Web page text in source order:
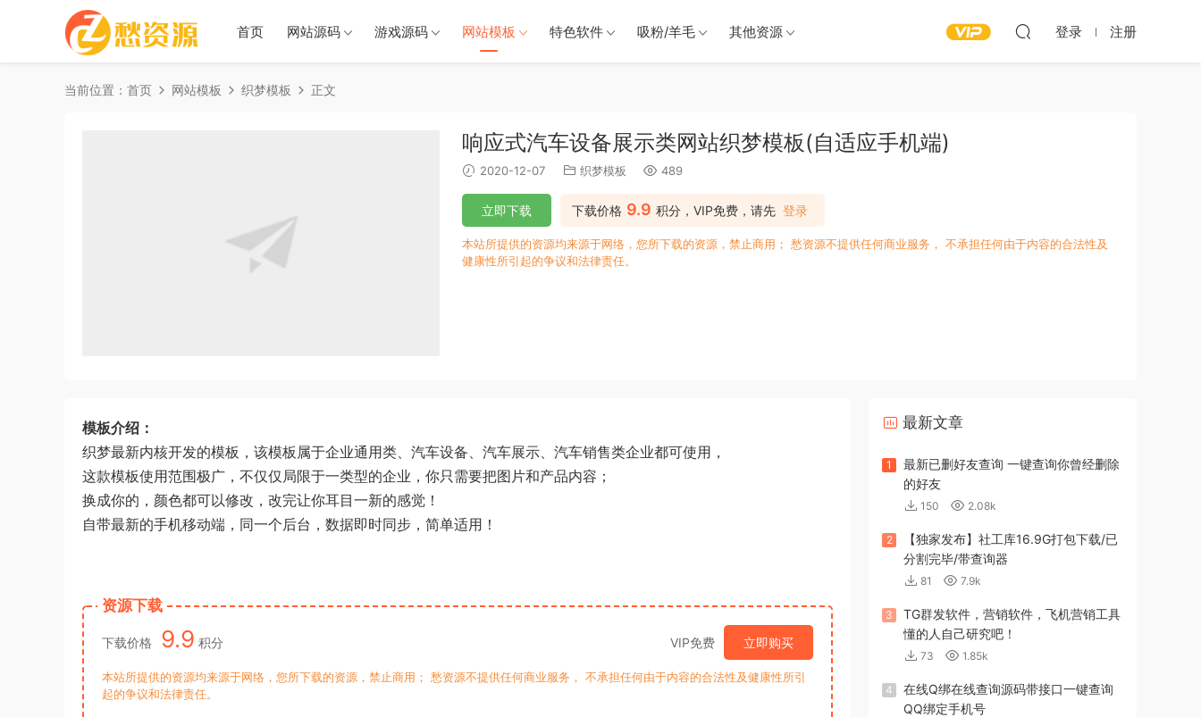
首页 网站源码 游戏源码 网站模板 特色软件 吸粉/羊毛 其他资源 登录 注册
当前位置： 首页 网站模板 织梦模板 正文
响应式汽车设备展示类网站织梦模板(自适应手机端)
2020-12-07 织梦模板 489
下载价格 9.9 积分，VIP免费，请先 登录
立即下载
本站所提供的资源均来源于网络，您所下载的资源，禁止商用； 愁资源不提供任何商业服务， 不承担任何由于内容的合法性及
健康性所引起的争议和法律责任。
模板介绍：
织梦最新内核开发的模板，该模板属于企业通用类、汽车设备、汽车展示、汽车销售类企业都可使用，
这款模板使用范围极广，不仅仅局限于一类型的企业，你只需要把图片和产品内容；
换成你的，颜色都可以修改，改完让你耳目一新的感觉！
自带最新的手机移动端，同一个后台，数据即时同步，简单适用！
资源下载
下载价格 9.9 积分 VIP免费 立即购买
本站所提供的资源均来源于网络，您所下载的资源，禁止商用； 愁资源不提供任何商业服务， 不承担任何由于内容的合法性及健康性所引
起的争议和法律责任。
最新文章
1
最新已删好友查询 一键查询你曾经删除
的好友
150 2.08k
2
【独家发布】社工库16.9G打包下载/已
分割完毕/带查询器
81 7.9k
3
TG群发软件，营销软件，飞机营销工具
懂的人自己研究吧！
73 1.85k
4
在线Q绑在线查询源码带接口一键查询
QQ绑定手机号